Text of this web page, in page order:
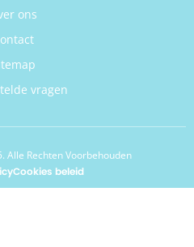
ons
vragen
Alle Rechten Voorbehouden
Cookies beleid